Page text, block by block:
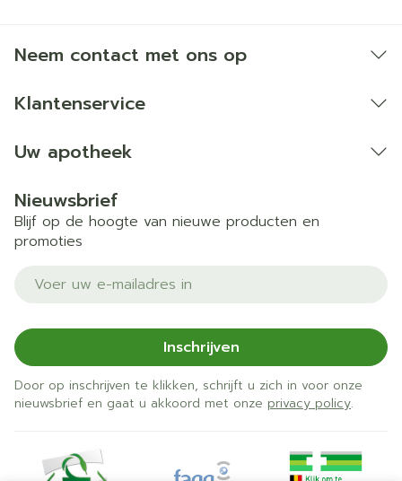
Neem contact met ons op
Klantenservice
Uw apotheek
Nieuwsbrief
Blijf op de hoogte van nieuwe producten en
promoties
E-mail adres
Inschrijven
Door op inschrijven te klikken, schrijft u zich in voor onze
nieuwsbrief en gaat u akkoord met onze privacy policy.